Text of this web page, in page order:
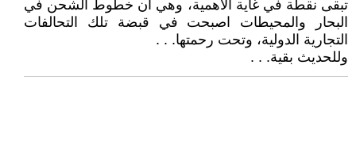
تبقى نقطة في غاية الاهمية، وهي ان خطوط الشحن في
البحار والمحيطات اصبحت في قبضة تلك التحالفات
التجارية الدولية، وتحت رحمتها. . .
وللحديث بقية. . .